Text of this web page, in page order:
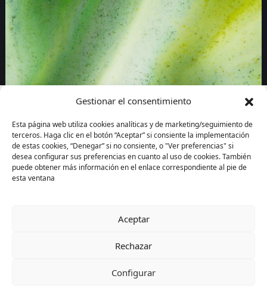
Gestionar el consentimiento
Esta página web utiliza cookies analíticas y de marketing/seguimiento de
terceros. Haga clic en el botón “Aceptar” si consiente la implementación
de estas cookies, “Denegar” si no consiente, o "Ver preferencias" si
desea configurar sus preferencias en cuanto al uso de cookies. También
puede obtener más información en el enlace correspondiente al pie de
esta ventana
Aceptar
Rechazar
Configurar
La Recicladora Cultural
Exposiciones
Contacto
Política de cookies